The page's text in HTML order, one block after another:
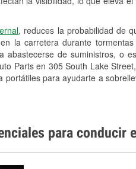
, reduces la probabilidad de
la carretera durante
abastecerse de suministros, o
Parts en 305 South Lake
portátiles para ayudarte a
para conducir